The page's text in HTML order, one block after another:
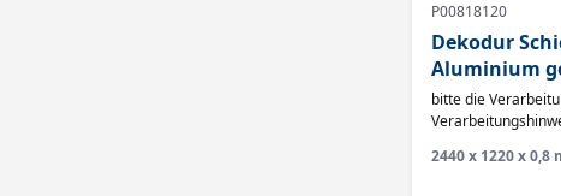
P00818120
Dekodur
Aluminium
bitte die
2440 x 1220 x 0,8